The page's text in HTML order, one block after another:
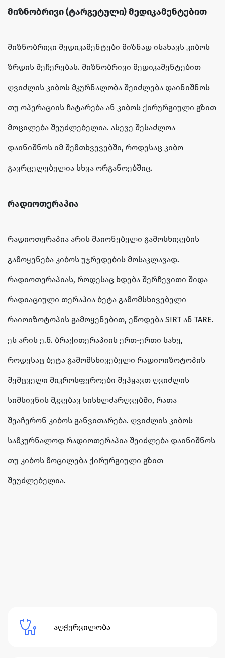
მიზნობრივი (ტარგეტული) მედიკამენტებით
მიზნობრივი მედიკამენტები მიზნად ისახავს კიბოს
ზრდის შეჩერებას. მიზნობრივი მედიკამენტებით
ღვიძლის კიბოს მკურნალობა შეიძლება დაინიშნოს
თუ ოპერაციის ჩატარება ან კიბოს ქირურგიული გზით
მოცილება შეუძლებელია. ასევე შესაძლოა
დაინიშნოს იმ შემთხვევებში, როდესაც კიბო
გავრცელებულია სხვა ორგანოებშიც.
რადიოთერაპია
რადიოთერაპია არის მაიონებელი გამოსხივების
გამოყენება კიბოს უჯრედების მოსაკლავად.
რადიოთერაპიას, როდესაც ხდება შერჩევითი შიდა
რადიაციული თერაპია ბეტა გამომსხივებელი
რაიოიზოტოპის გამოყენებით, ეწოდება SIRT ან TARE.
ეს არის ე.წ. ბრაქითერაპიის ერთ-ერთი სახე,
როდესაც ბეტა გამომსხივებელი რადიოიზოტოპის
შემცველი მიკროსფეროები შეჰყავთ ღვიძლის
სიმსივნის მკვებავ სისხლძარღვებში, რათა
შეაჩერონ კიბოს განვითარება. ღვიძლის კიბოს
სამკურნალოდ რადიოთერაპია შეიძლება დაინიშნოს
თუ კიბოს მოცილება ქირურგიული გზით
შეუძლებელია.
აღჭურვილობა